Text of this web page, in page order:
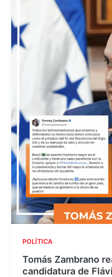
POLÍTICA
Tomás Zambrano
candidatura de